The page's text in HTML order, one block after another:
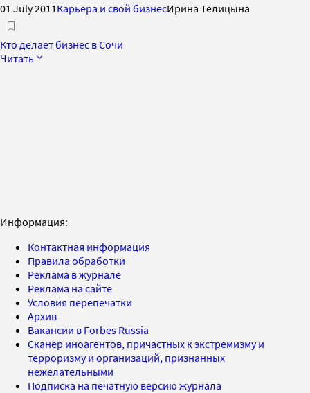
01 July 2011 Карьера и свой бизнесИрина Телицына
Кто делает бизнес в Сочи
Читать
Информация:
Контактная информация
Правила обработки
Реклама в журнале
Реклама на сайте
Условия перепечатки
Архив
Вакансии в Forbes Russia
Сканер иноагентов, причастных к экстремизму и
терроризму и организаций, признанных
нежелательными
Подписка на печатную версию журнала